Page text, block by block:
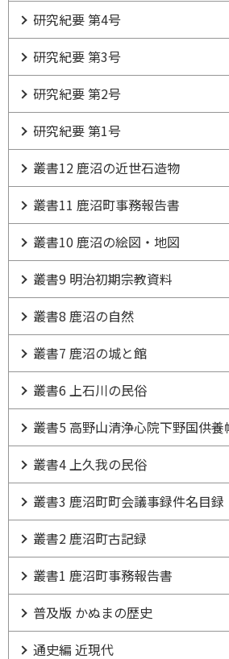
研究紀要 第4号
研究紀要 第3号
研究紀要 第2号
研究紀要 第1号
叢書12 鹿沼の近世石造物
叢書11 鹿沼町事務報告書
叢書10 鹿沼の絵図・地図
叢書9 明治初期宗教資料
叢書8 鹿沼の自然
叢書7 鹿沼の城と館
叢書6 上石川の民俗
叢書5 高野山清浄心院下野国供養
叢書4 上久我の民俗
叢書3 鹿沼町町会議事録件名目録
叢書2 鹿沼町古記録
叢書1 鹿沼町事務報告書
普及版 かぬまの歴史
通史編 近現代